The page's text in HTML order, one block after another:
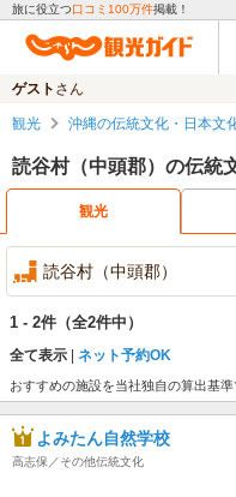
旅に役立つ口コミ100万件掲載！
ゲスト さん
観光 沖縄の伝統文化・日本文
読谷村（中頭郡）の伝統
観光
読谷村（中頭郡）
1 - 2件 （全2件中）
全て表示 ネット予約OK
おすすめの施設を当社独自の算出基
よみたん自然学校
高志保／その他伝統文化